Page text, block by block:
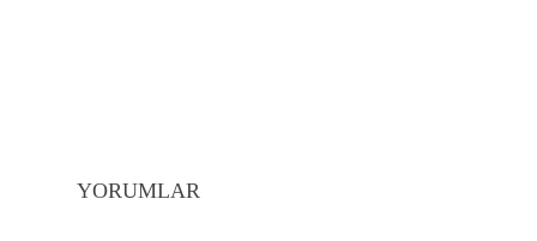
YORUMLAR